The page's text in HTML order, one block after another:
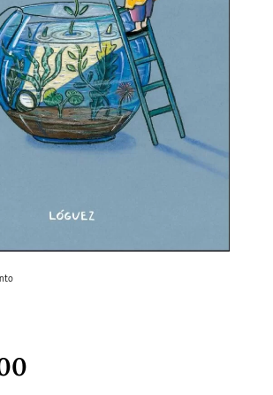
Ficción Filosofía
Horror
Humor gráfico-
Comic
Literatura infantil
Sagas Salud y Bienestar Sin categorizar